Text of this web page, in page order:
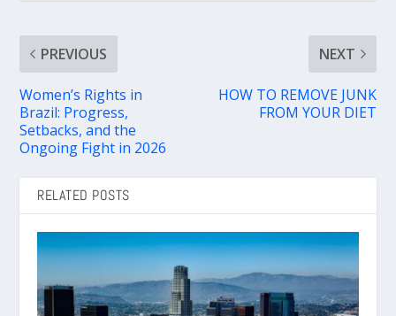
PREVIOUS
Women’s Rights in
Brazil: Progress,
Setbacks, and the
Ongoing Fight in 2026
NEXT
HOW TO REMOVE JUNK
FROM YOUR DIET
RELATED POSTS